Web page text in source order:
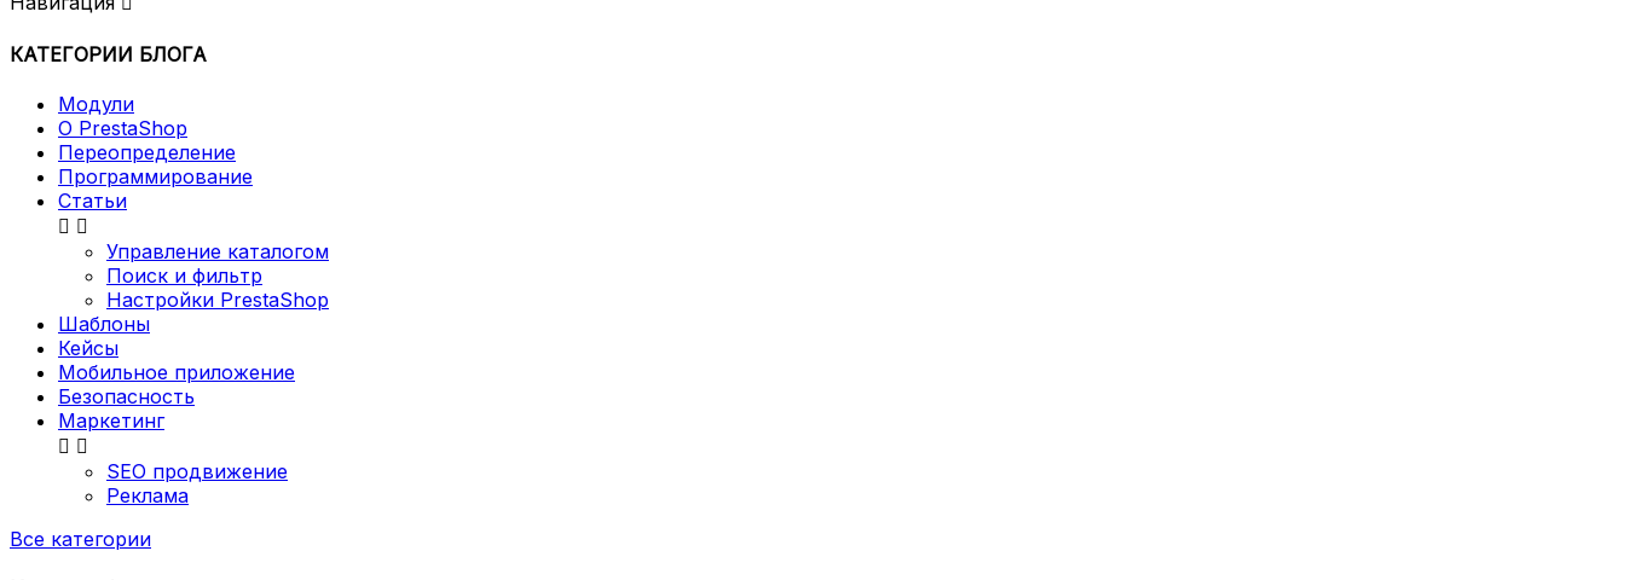
КАТЕГОРИИ БЛОГА
Модули
О PrestaShop
Переопределение
Программирование
Статьи
 
Управление каталогом
Поиск и фильтр
Настройки PrestaShop
Шаблоны
Кейсы
Мобильное приложение
Безопасность
Маркетинг
 
SEO продвижение
Реклама
Все категории